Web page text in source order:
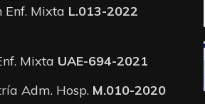
Enf. Mixta L.013-2022
Mixta UAE-694-2021
Adm. Hosp. M.010-2020